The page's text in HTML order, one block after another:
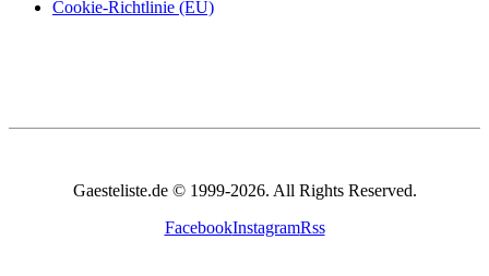
Cookie-Richtlinie (EU)
Gaesteliste.de © 1999-2026. All Rights Reserved.
FacebookInstagramRss